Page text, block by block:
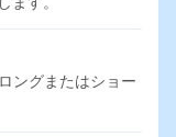
ます。
ングまたはショー